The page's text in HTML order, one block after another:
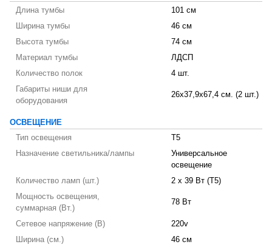
Длина тумбы
101 см
Ширина тумбы
46 см
Высота тумбы
74 см
Материал тумбы
ЛДСП
Количество полок
4 шт.
Габариты ниши для
оборудования
26x37,9x67,4 см. (2 шт.)
ОСВЕЩЕНИЕ
Тип освещения
T5
Назначение светильника/лампы
Универсальное
освещение
Количество ламп (шт.)
2 х 39 Вт (T5)
Мощность освещения,
суммарная (Вт.)
78 Вт
Сетевое напряжение (В)
220v
Ширина (см.)
46 см